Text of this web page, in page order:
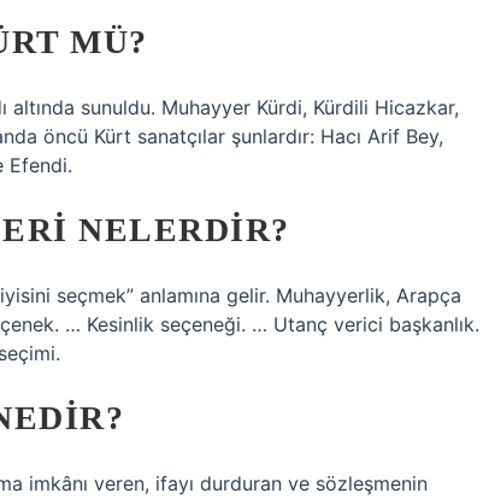
MÜ?
sunuldu. Muhayyer Kürdi, Kürdili Hicazkar,
öncü Kürt sanatçılar şunlardır: Hacı Arif Bey,
Efendi.
NELERDIR?
seçmek” anlamına gelir. Muhayyerlik, Arapça
… Kesinlik seçeneği. … Utanç verici başkanlık.
imkânı veren, ifayı durduran ve sözleşmenin